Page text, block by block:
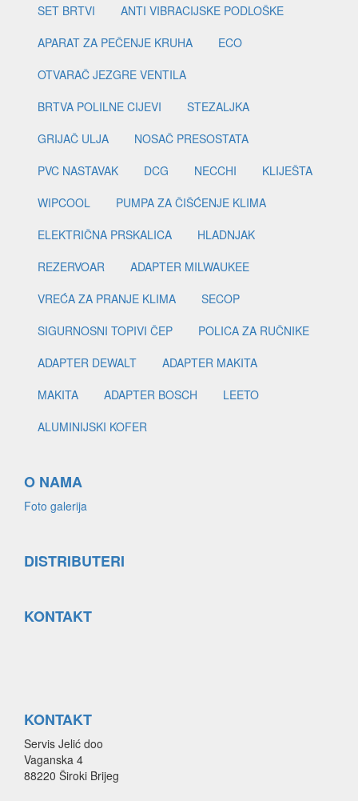
SET BRTVI
ANTI VIBRACIJSKE PODLOŠKE
APARAT ZA PEČENJE KRUHA
ECO
OTVARAČ JEZGRE VENTILA
BRTVA POLILNE CIJEVI
STEZALJKA
GRIJAČ ULJA
NOSAČ PRESOSTATA
PVC NASTAVAK
DCG NECCHI
KLIJEŠTA
WIPCOOL
PUMPA ZA ČIŠĆENJE KLIMA
ELEKTRIČNA PRSKALICA
HLADNJAK
REZERVOAR
ADAPTER MILWAUKEE
VREĆA ZA PRANJE KLIMA
SECOP
SIGURNOSNI TOPIVI ČEP
POLICA ZA RUČNIKE
ADAPTER DEWALT
ADAPTER MAKITA
MAKITA
ADAPTER BOSCH
LEETO
ALUMINIJSKI KOFER
O NAMA
Foto galerija
DISTRIBUTERI
KONTAKT
KONTAKT
Servis Jelić doo
Vaganska 4
88220 Široki Brijeg